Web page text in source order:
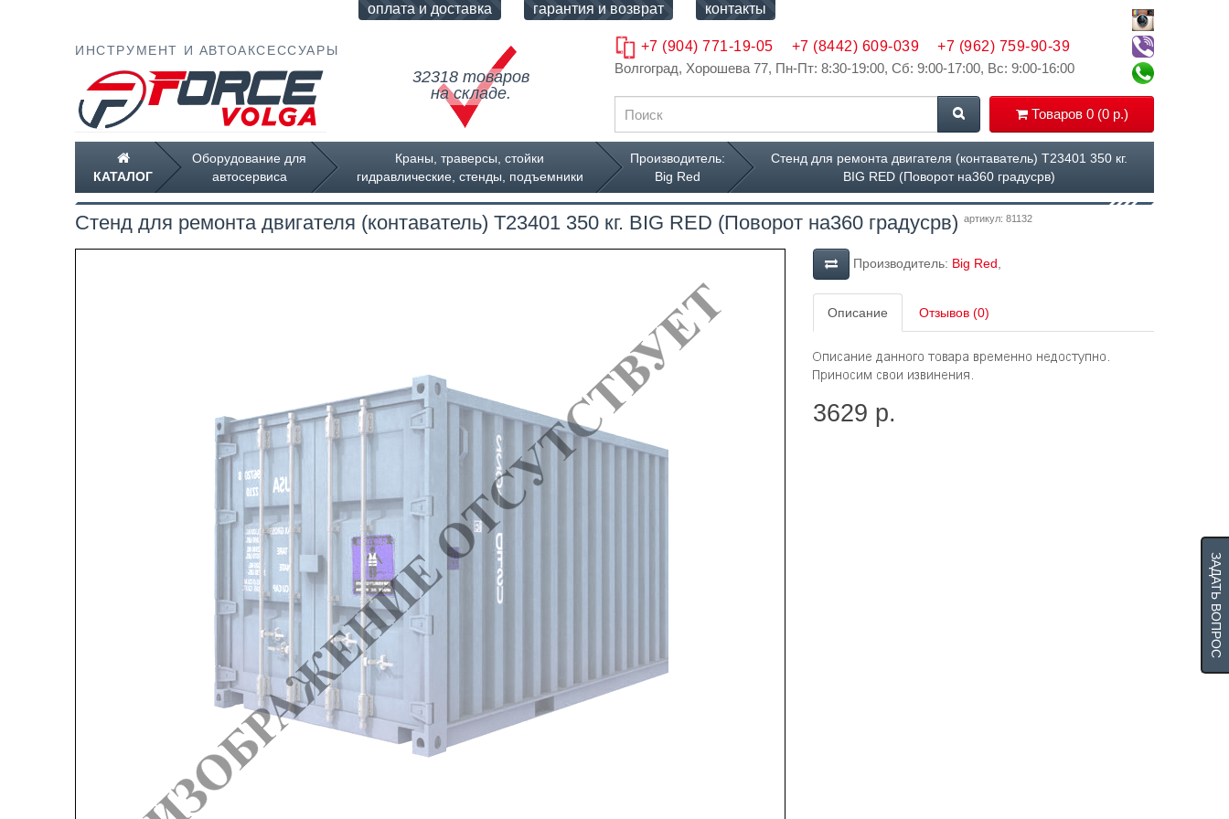
ИНСТРУМЕНТ И АВТОАКСЕССУАРЫ
оплата и доставка гарантия и возврат контакты
Волгоград, Хорошева 77, Пн-Пт: 8:30-19:00, Сб: 9:00-17:00, Вс: 9:00-16:00
Товаров 0 (0 р.)
32318 товаров
на складе.
+7 (904) 771-19-05 +7 (8442) 609-039 +7 (962) 759-90-39
КАТАЛОГ
Оборудование для
автосервиса
Краны, траверсы, стойки
гидравлические, стенды, подъемники
Производитель:
Big Red
Стенд для ремонта двигателя (контаватель) Т23401 350 кг.
BIG RED (Поворот на360 градусрв)
Стенд для ремонта двигателя (контаватель) Т23401 350 кг. BIG RED (Поворот на360 градусрв) артикул: 81132
Производитель: Big Red
Описание Отзывов (0)
3629 р.
ЗАДАТЬ ВОПРОС